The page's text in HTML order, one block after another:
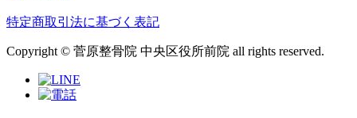
特定商取引法に基づく表記
Copyright © 菅原整骨院 中央区役所前院 all rights reserved.